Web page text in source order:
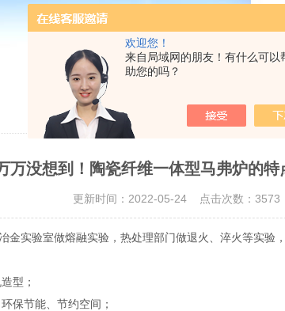
欢迎您！
来自局域网的朋友！有什么可以
助您的吗？
当前位
万没想到！陶瓷纤维一体型马弗炉的特
更新时间：2022-05-24 点击次数：3573
金实验室做熔融实验，热处理部门做退火、淬火等实验
型；
保节能、节约空间；